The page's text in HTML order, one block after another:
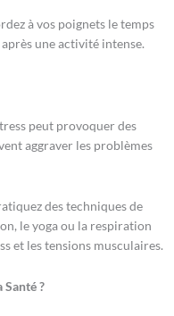
à vos poignets le temps
une activité intense.
peut provoquer des
aggraver les problèmes
des techniques de
le yoga ou la respiration
et les tensions musculaires.
?